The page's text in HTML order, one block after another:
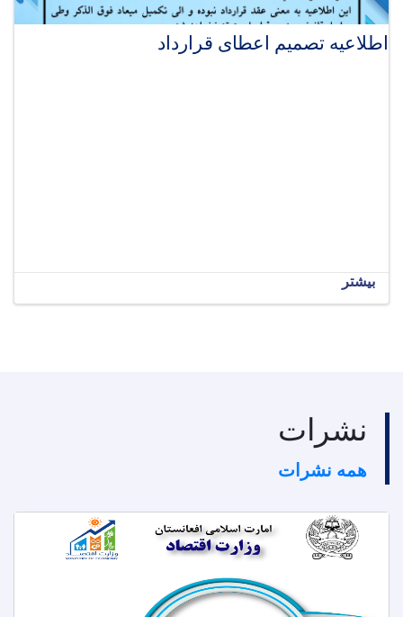
اطلاعیه تصمیم اعطای قرارداد
بیشتر
نشرات
همه نشرات